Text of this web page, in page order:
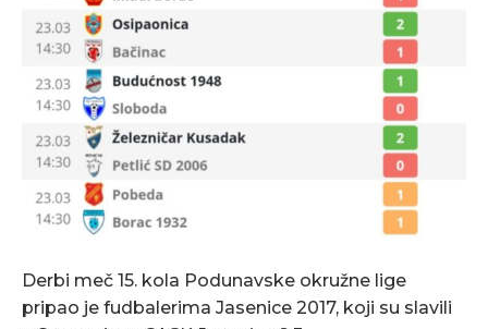
Derbi meč 15. kola Podunavske okružne lige
pripao je fudbalerima Jasenice 2017, koji su slavili